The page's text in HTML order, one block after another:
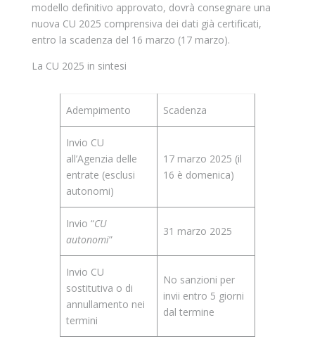
modello definitivo approvato, dovrà consegnare una
nuova CU 2025 comprensiva dei dati già certificati,
entro la scadenza del 16 marzo (17 marzo).
La CU 2025 in sintesi
Adempimento Scadenza
Invio CU
all’Agenzia delle
entrate (esclusi
autonomi)
17 marzo 2025 (il
16 è domenica)
Invio “CU
autonomi”
31 marzo 2025
Invio CU
sostitutiva o di
annullamento nei
termini
No sanzioni per
invii entro 5 giorni
dal termine